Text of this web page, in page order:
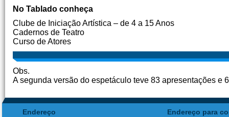
No Tablado conheça
Clube de Iniciação Artística – de 4 a 15 Anos
Cadernos de Teatro
Curso de Atores
Obs.
A segunda versão do espetáculo teve 83 apresentações e
Endereço
Endereço para